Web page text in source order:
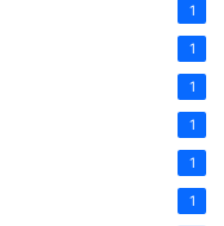
1
1
1
1
1
1